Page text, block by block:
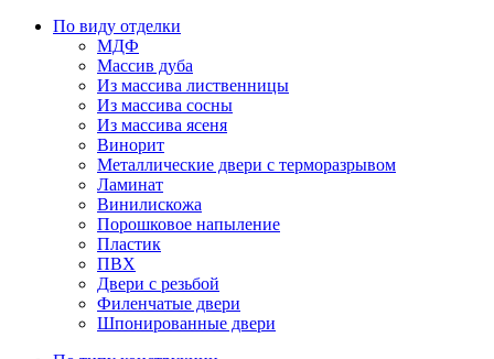
По виду отделки
МДФ
Массив дуба
Из массива лиственницы
Из массива сосны
Из массива ясеня
Винорит
Металлические двери с терморазрывом
Ламинат
Винилискожа
Порошковое напыление
Пластик
ПВХ
Двери с резьбой
Филенчатые двери
Шпонированные двери